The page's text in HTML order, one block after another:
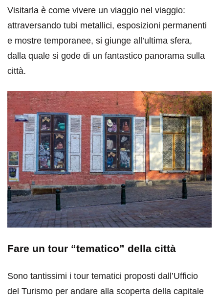
Visitarla è come vivere un viaggio nel viaggio:
attraversando tubi metallici, esposizioni permanenti
e mostre temporanee, si giunge all’ultima sfera,
dalla quale si gode di un fantastico panorama sulla
città.
Fare un tour “tematico” della città
Sono tantissimi i tour tematici proposti dall’Ufficio
del Turismo per andare alla scoperta della capitale